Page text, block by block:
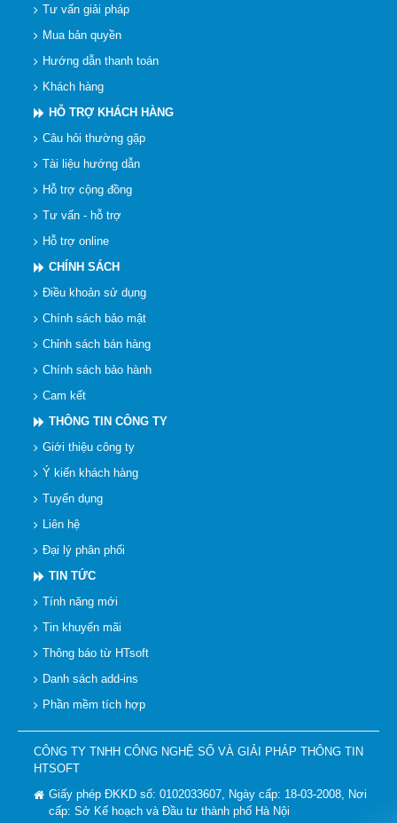
Tư vấn giải pháp
Mua bản quyền
Hướng dẫn thanh toán
Khách hàng
HỖ TRỢ KHÁCH HÀNG
Câu hỏi thường gặp
Tài liệu hướng dẫn
Hỗ trợ cộng đồng
Tư vấn - hỗ trợ
Hỗ trợ online
CHÍNH SÁCH
Điều khoản sử dụng
Chính sách bảo mật
Chỉnh sách bán hàng
Chính sách bảo hành
Cam kết
THÔNG TIN CÔNG TY
Giới thiệu công ty
Ý kiến khách hàng
Tuyển dụng
Liên hệ
Đại lý phân phối
TIN TỨC
Tính năng mới
Tin khuyến mãi
Thông báo từ HTsoft
Danh sách add-ins
Phần mềm tích hợp
CÔNG TY TNHH CÔNG NGHỆ SỐ VÀ GIẢI PHÁP THÔNG TIN
HTSOFT
Giấy phép ĐKKD số: 0102033607, Ngày cấp: 18-03-2008, Nơi
cấp: Sở Kế hoạch và Đầu tư thành phố Hà Nội